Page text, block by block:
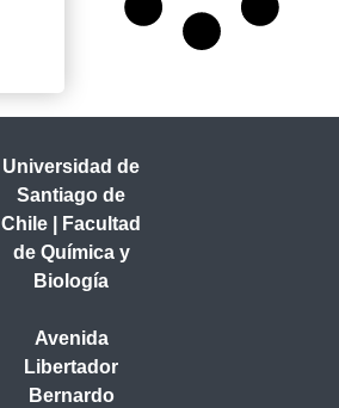
Universidad de
Santiago de
Chile | Facultad
de Química y
Biología
Avenida
Libertador
Bernardo